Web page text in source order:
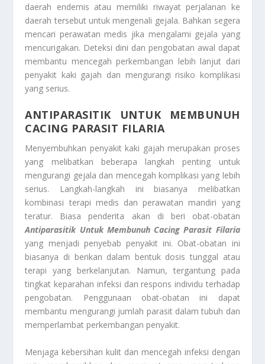
daerah endemis atau memiliki riwayat perjalanan ke
daerah tersebut untuk mengenali gejala. Bahkan segera
mencari perawatan medis jika mengalami gejala yang
mencurigakan. Deteksi dini dan pengobatan awal dapat
membantu mencegah perkembangan lebih lanjut dari
penyakit kaki gajah dan mengurangi risiko komplikasi
yang serius.
ANTIPARASITIK UNTUK MEMBUNUH
CACING PARASIT FILARIA
Menyembuhkan penyakit kaki gajah merupakan proses
yang melibatkan beberapa langkah penting untuk
mengurangi gejala dan mencegah komplikasi yang lebih
serius. Langkah-langkah ini biasanya melibatkan
kombinasi terapi medis dan perawatan mandiri yang
teratur. Biasa penderita akan di beri obat-obatan
Antiparasitik Untuk Membunuh Cacing Parasit Filaria
yang menjadi penyebab penyakit ini. Obat-obatan ini
biasanya di berikan dalam bentuk dosis tunggal atau
terapi yang berkelanjutan. Namun, tergantung pada
tingkat keparahan infeksi dan respons individu terhadap
pengobatan. Penggunaan obat-obatan ini dapat
membantu mengurangi jumlah parasit dalam tubuh dan
memperlambat perkembangan penyakit.
Menjaga kebersihan kulit dan mencegah infeksi dengan